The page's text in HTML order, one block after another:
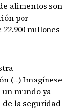
alimentos son
por
millones
(...) Imagínese
un mundo ya
la seguridad